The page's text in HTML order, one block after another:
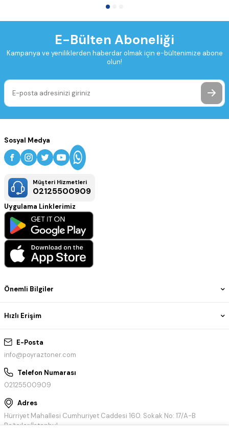
E-Bülten Aboneliği
Kampanya ve yeniliklerden haberdar olmak için e-bültenimize abone
olun!
E-Posta
info@poyraztoner.com
Telefon Numarası
02125500909
Adres
Hürriyet Mahallesi Cumhuriyet Caddesi 160. Sokak No: 17/A-B
Bağcılar/İstanbul
Önemli Bilgiler
Hızlı Erişim
Sosyal Medya
Müşteri Hizmetleri
02125500909
Uygulama Linklerimiz